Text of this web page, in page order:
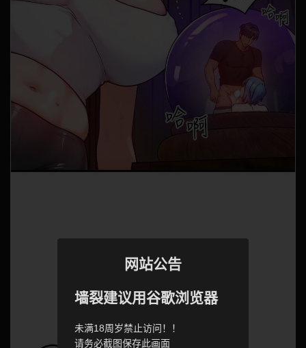
网站公告
墙裂建议用谷歌浏览器
未满18周岁禁止访问！！
请务必截图保存此画面